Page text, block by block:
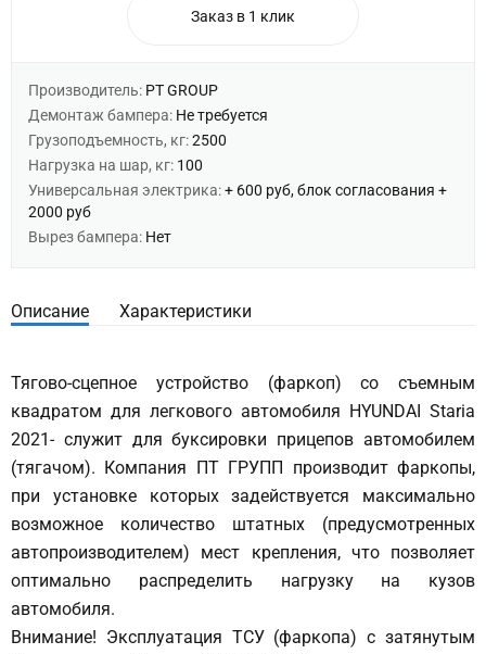
Заказ в 1 клик
Производитель: PT GROUP
Демонтаж бампера: Не требуется
Грузоподъемность, кг:2500
Нагрузка на шар, кг: 100
Универсальная электрика:+ 600 руб, блок согласования +
2000 руб
Вырез бампера: Нет
Описание Характеристики
Тягово-сцепное устройство (фаркоп) со съемным
квадратом для легкового автомобиля HYUNDAI Staria
2021- служит для буксировки прицепов автомобилем
(тягачом). Компания ПТ ГРУПП производит фаркопы,
при установке которых задействуется максимально
возможное количество штатных (предусмотренных
автопроизводителем) мест крепления, что позволяет
оптимально распределить нагрузку на кузов
автомобиля.
Внимание! Эксплуатация ТСУ (фаркопа) с затянутым